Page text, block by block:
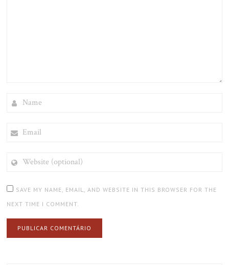
(OPTIONAL)
SAVE MY NAME, EMAIL, AND WEBSITE IN THIS BROWSER FOR THE
NEXT TIME I COMMENT.